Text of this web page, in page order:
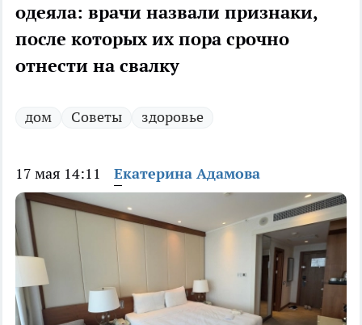
одеяла: врачи назвали признаки,
после которых их пора срочно
отнести на свалку
дом Советы здоровье
17 мая 14:11 Екатерина Адамова